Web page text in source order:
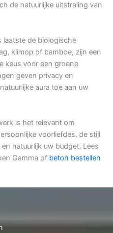
de natuurlijke uitstraling van
laatste de biologische
klimop of bamboe, zijn een
keus voor een groene
geven privacy en
aura toe aan uw
is het relevant om
voorliefdes, de stijl
natuurlijk uw budget. Lees
Gamma of beton bestellen